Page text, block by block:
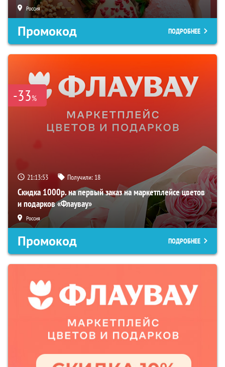
Россия
Промокод ПОДРОБНЕЕ
-33%
21:13:52 Получили: 18
Скидка 1000р. на первый заказ на маркетплейсе цветов
и подарков «Флаувау»
Россия
Промокод ПОДРОБНЕЕ